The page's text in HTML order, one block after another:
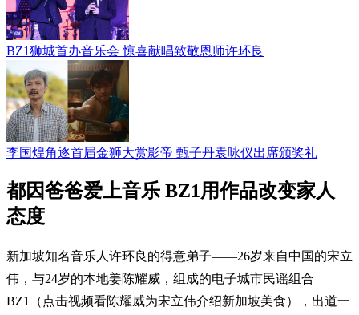
BZ1狮城首办音乐会 惊喜献唱致敬恩师许环良
李国煌角逐首届金狮大赏影帝 甄子丹袁咏仪出席颁奖礼
都因爸爸爱上音乐 BZ1用作品改变家人
态度
新加坡知名音乐人许环良的得意弟子——26岁来自中国的宋立
伟，与24岁的本地姜陈耀威，组成的电子城市民谣组合
BZ1（点击视频看陈耀威为宋立伟介绍新加坡美食），出道一